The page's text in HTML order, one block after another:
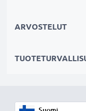
ja iskuilta
✔ Tämä
ARVOSTELUT